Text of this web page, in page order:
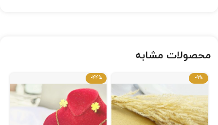
محصولات مشابه
-9%
-44%